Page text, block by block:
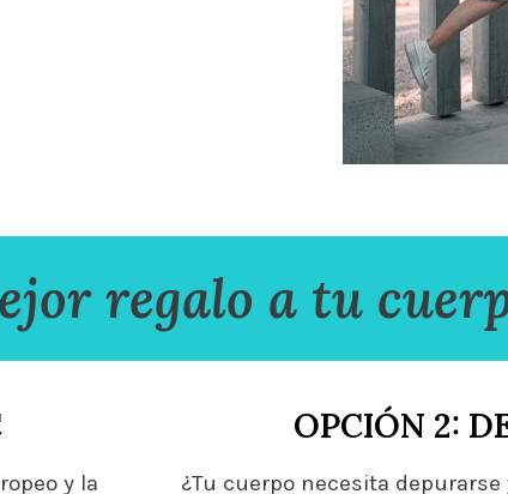
regalo a tu
y la
OPCIÓN 2:
¿Tu cuerpo necesita